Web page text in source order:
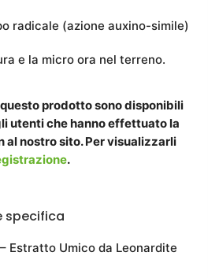
radicale (azione auxino-simile)
e la micro ora nel terreno.
prodotto sono disponibili
utenti che hanno effettuato la
al nostro sito. Per visualizzarli
.
specifica
Estratto Umico da Leonardite